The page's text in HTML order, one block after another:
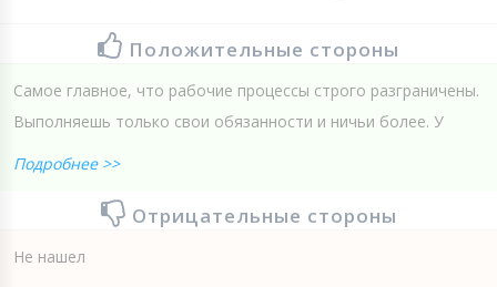
Положительные стороны
Самое главное, что рабочие процессы строго разграничены.
Выполняешь только свои обязанности и ничьи более. У
Подробнее >>
Отрицательные стороны
Не нашел